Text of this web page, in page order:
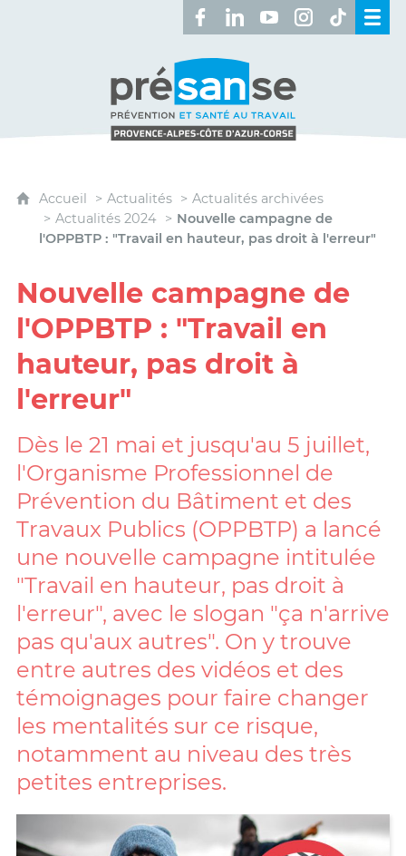
Retrouvez-nous sur Facebook
Retrouvez-nous sur
Retrouvez-nous sur
Retrouvez-
Accueil Actualités
Actualités archivées
Actualités 2024
Nouvelle campagne de
l'OPPBTP : "Travail en hauteur, pas droit à l'erreur"
Nouvelle campagne de
l'OPPBTP : "Travail en
hauteur, pas droit à
l'erreur"
Dès le 21 mai et jusqu'au 5 juillet,
l'Organisme Professionnel de
Prévention du Bâtiment et des
Travaux Publics (OPPBTP) a lancé
une nouvelle campagne intitulée
"Travail en hauteur, pas droit à
l'erreur", avec le slogan "ça n'arrive
pas qu'aux autres". On y trouve
entre autres des vidéos et des
témoignages pour faire changer
les mentalités sur ce risque,
notamment au niveau des très
petites entreprises.